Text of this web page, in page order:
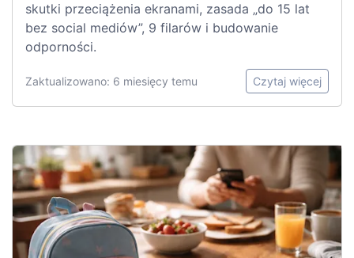
skutki przeciążenia ekranami, zasada „do 15 lat
bez social mediów”, 9 filarów i budowanie
odporności.
Zaktualizowano: 6 miesięcy temu Czytaj więcej